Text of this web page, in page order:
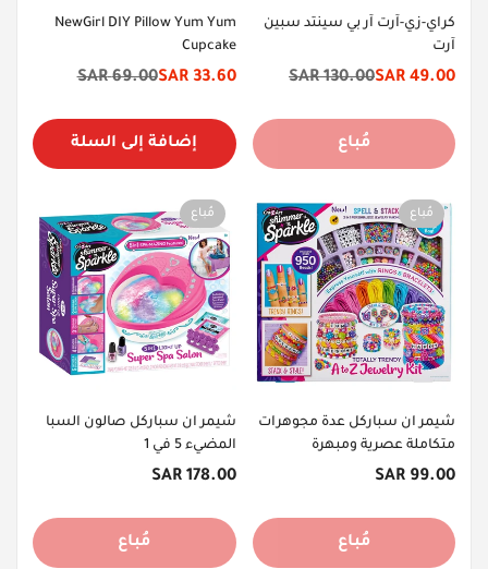
كراي-زي-آرت آر بي سينتد سبين
آرت
سعر
49.00 SAR
السعر
130.00 SAR
مُباع
NewGirl DIY Pillow Yum Yum
Cupcake
سعر
33.60 SAR
السعر
69.00 SAR
إضافة إلى السلة
مُباع
شيمر ان سباركل عدة مجوهرات
متكاملة عصرية ومبهرة
السعر
99.00 SAR
مُباع
مُباع
شيمر ان سباركل صالون السبا
المضيء 5 في 1
السعر
178.00 SAR
مُباع